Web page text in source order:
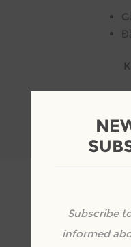
Những
Subscribe
informed